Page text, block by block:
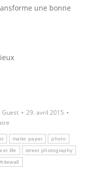
une bonne
Guest
29. avril 2015
matte paper photo
life street photography